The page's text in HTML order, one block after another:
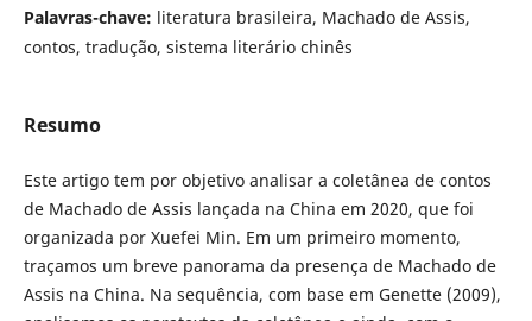
Palavras-chave: literatura brasileira, Machado de Assis,
contos, tradução, sistema literário chinês
Resumo
Este artigo tem por objetivo analisar a coletânea de contos
de Machado de Assis lançada na China em 2020, que foi
organizada por Xuefei Min. Em um primeiro momento,
traçamos um breve panorama da presença de Machado de
Assis na China. Na sequência, com base em Genette (2009),